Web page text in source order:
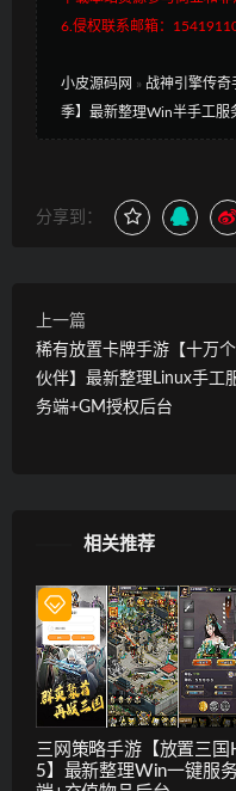
6.侵权联系邮箱：
小皮源码网 » 战神引擎传奇
季】最新整理Win半手工服
分享到：
上一篇
稀有放置卡牌手游【十万
伙伴】最新整理Linux手工
务端+GM授权后台
相关推荐
三网策略手游【放置三国
5】最新整理Win一键服